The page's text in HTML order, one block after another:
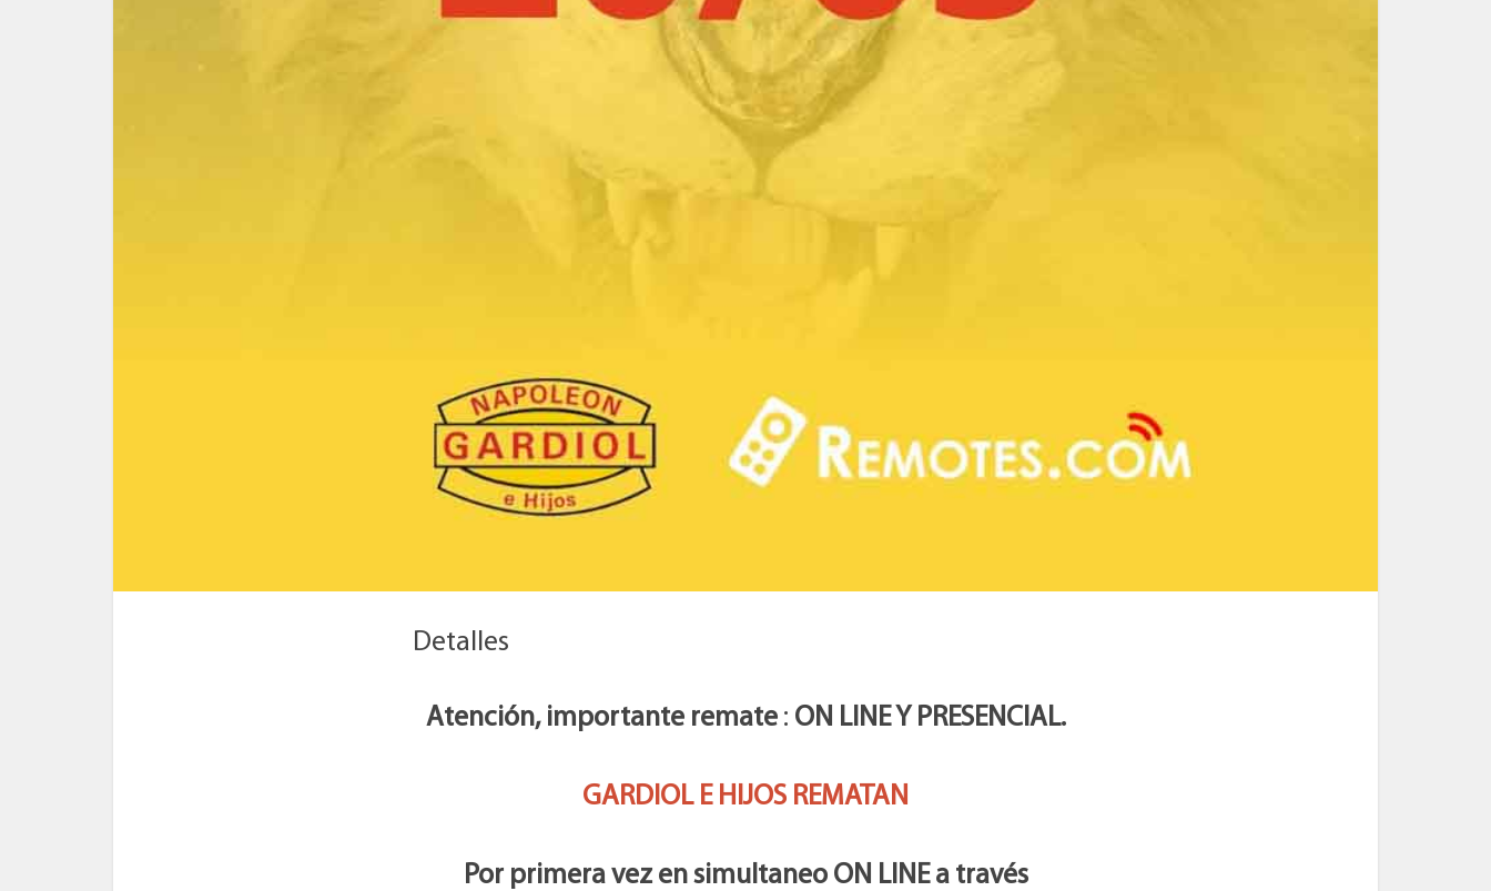
Detalles
Atención, importante remate: ON LINE Y PRESENCIAL.
GARDIOL E HIJOS REMATAN
Por primera vez en simultaneo ON LINE a través